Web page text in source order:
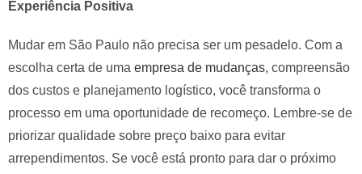
Experiência Positiva
Mudar em São Paulo não precisa ser um pesadelo. Com a
escolha certa de uma empresa de mudanças, compreensão
dos custos e planejamento logístico, você transforma o
processo em uma oportunidade de recomeço. Lembre-se de
priorizar qualidade sobre preço baixo para evitar
arrependimentos. Se você está pronto para dar o próximo